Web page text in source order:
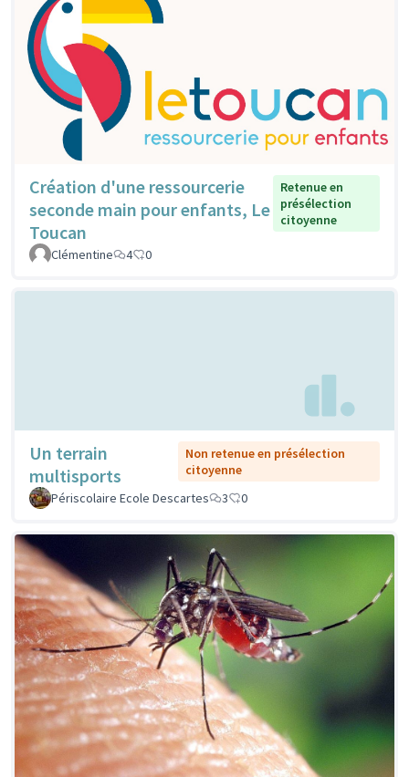
Création d'une ressourcerie
seconde main pour enfants, Le
Toucan
Retenue en
présélection
citoyenne
Clémentine 4 0
Un terrain
multisports
Non retenue en présélection
citoyenne
Périscolaire Ecole Descartes
3 0